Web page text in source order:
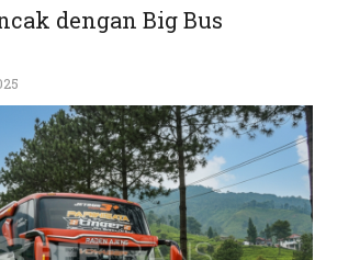
dengan Big Bus